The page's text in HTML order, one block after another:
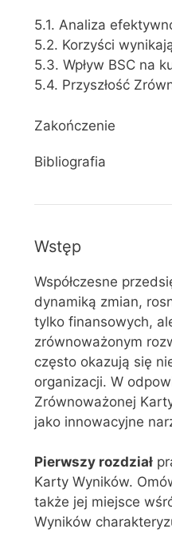
5.1. Analiza
5.2. Korzyści
5.3. Wpływ BSC na
5.4. Przyszłość
Zakończenie
Bibliografia
Wstęp
Współczesne
dynamiką zmian,
tylko finansowych,
zrównoważonym
często okazują się
organizacji. W
Zrównoważonej
jako innowacyjne
Pierwszy rozdział
Karty Wyników.
także jej miejsce
Wyników